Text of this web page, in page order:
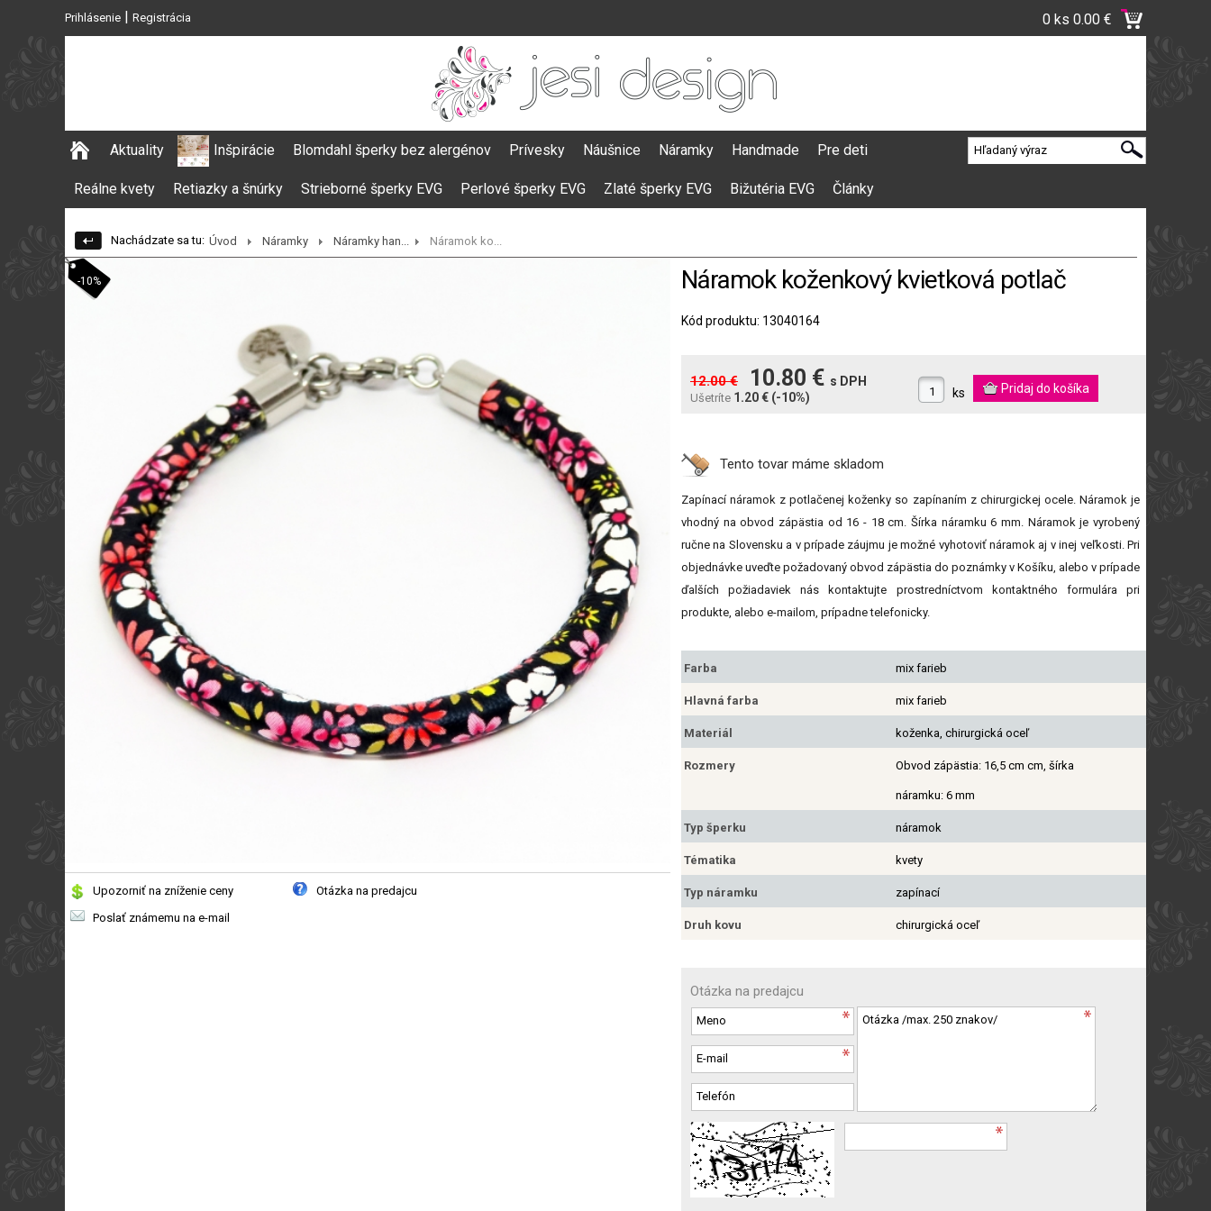
Prihlásenie | Registrácia 0 ks 0.00 €
Aktuality Inšpirácie Blomdahl šperky bez alergénov Prívesky Náušnice Náramky Handmade Pre deti
Reálne kvety Retiazky a šnúrky Strieborné šperky EVG Perlové šperky EVG Zlaté šperky EVG Bižutéria EVG Články
Nachádzate sa tu: Úvod Náramky Náramky han... Náramok ko...
-10%
Upozorniť na zníženie ceny
Otázka na predajcu
Poslať známemu na e-mail
Náramok koženkový kvietková potlač
Kód produktu: 13040164
12.00 € 10.80 € s DPH
Ušetríte 1.20 € (-10%) ks
Tento tovar máme skladom
Zapínací náramok z potlačenej koženky so zapínaním z chirurgickej ocele. Náramok je
vhodný na obvod zápästia od 16 - 18 cm. Šírka náramku 6 mm. Náramok je vyrobený
ručne na Slovensku a v prípade záujmu je možné vyhotoviť náramok aj v inej veľkosti. Pri
objednávke uveďte požadovaný obvod zápästia do poznámky v Košíku, alebo v prípade
ďalších požiadaviek nás kontaktujte prostredníctvom kontaktného formulára pri
produkte, alebo e-mailom, prípadne telefonicky.
Farba mix farieb
Hlavná farba mix farieb
Materiál koženka, chirurgická oceľ
Rozmery Obvod zápästia: 16,5 cm cm, šírka
náramku: 6 mm
Typ šperku náramok
Tématika kvety
Typ náramku zapínací
Druh kovu chirurgická oceľ
Otázka na predajcu